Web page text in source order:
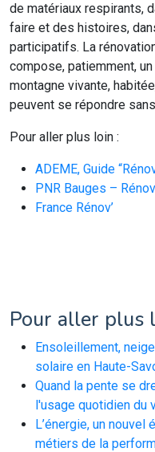
de matériaux respirants,
faire et des histoires,
participatifs. La
compose, patiemment,
montagne vivante,
peuvent se répondre
Pour aller plus loin :
ADEME, Guide
PNR Bauges –
France Rénov’
Pour aller plus
Ensoleillement,
solaire en Haute-
Quand la pente se
l'usage quotidien du
L’énergie, un nouvel
métiers de la